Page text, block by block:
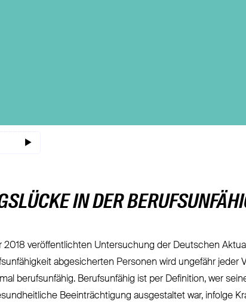
IN DER
2018 veröffentlichten Untersuchung der Deutschen
abgesicherten Personen wird ungefähr jeder
berufsunfähig. Berufsunfähig ist per Definition, wer
Beeinträchtigung ausgestaltet war, infolge